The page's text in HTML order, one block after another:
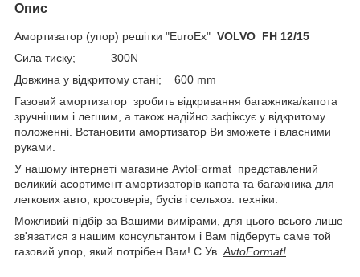
Опис
Амортизатор (упор) решітки "EuroEx" VOLVO FH 12/15
Сила тиску; 300N
Довжина у відкритому стані; 600 mm
Газовий амортизатор зробить відкривання багажника/капота
зручнішим і легшим, а також надійно зафіксує у відкритому
положенні. Встановити амортизатор Ви зможете і власними
руками.
У нашому інтернеті магазине AvtoFormat представлений
великий асортимент амортизаторів капота та багажника для
легкових авто, кросоверів, бусів і сельхоз. техніки.
Можливий підбір за Вашими вимірами, для цього всього лише
зв'язатися з нашим консультантом і Вам підберуть саме той
газовий упор, який потрібен Вам! С Ув. AvtoFormat!